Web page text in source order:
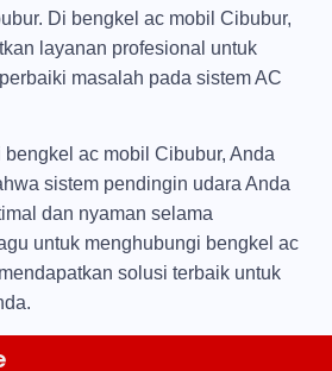
Di bengkel ac mobil Cibubur,
layanan profesional untuk
masalah pada sistem AC
ac mobil Cibubur, Anda
sistem pendingin udara Anda
dan nyaman selama
untuk menghubungi bengkel ac
solusi terbaik untuk